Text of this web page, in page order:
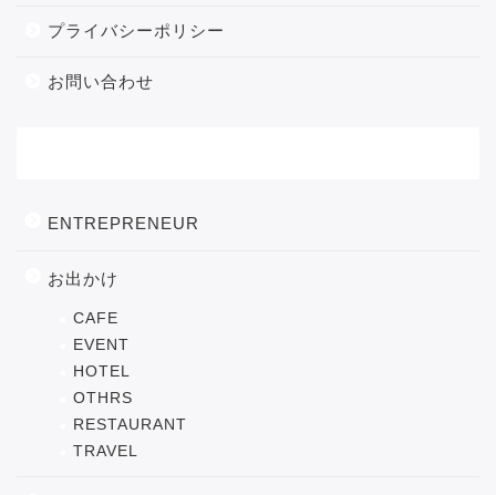
プライバシーポリシー
お問い合わせ
ENTREPRENEUR
お出かけ
CAFE
EVENT
HOTEL
OTHRS
RESTAURANT
TRAVEL